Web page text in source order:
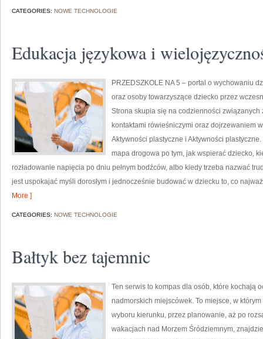
CATEGORIES: NOWE TECHNOLOGIE
Edukacja językowa i
PRZEDSZKOLE NA 5 – portal o wychowaniu
oraz osoby towarzyszące dziecko przez
Strona skupia się na codzienności
kontaktami rówieśniczymi oraz dojrzewaniem
Aktywności plastyczne i Aktywności
mapa drogowa po tym, jak wspierać dziecko,
rozładowanie napięcia po dniu pełnym bodźców, albo kiedy trzeba nazwać
jest uspokajać myśli dorosłym i jednocześnie budować w dziecku to, co
More ]
CATEGORIES: NOWE TECHNOLOGIE
Bałtyk bez tajemnic
Ten serwis to kompas dla osób, które kochają
nadmorskich miejscówek. To miejsce, w
wyboru kierunku, przez planowanie, aż po
wakacjach nad Morzem Śródziemnym,